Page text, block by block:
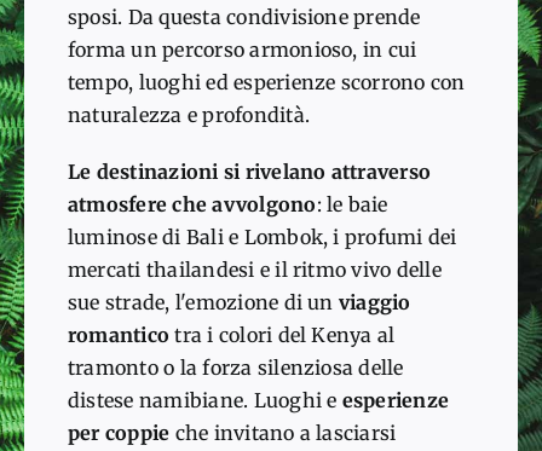
sposi. Da questa condivisione prende
forma un percorso armonioso, in cui
tempo, luoghi ed esperienze scorrono con
naturalezza e profondità.
Le destinazioni si rivelano attraverso
atmosfere che avvolgono: le baie
luminose di Bali e Lombok, i profumi dei
mercati thailandesi e il ritmo vivo delle
sue strade, l'emozione di un viaggio
romantico tra i colori del Kenya al
tramonto o la forza silenziosa delle
distese namibiane. Luoghi e esperienze
per coppie che invitano a lasciarsi